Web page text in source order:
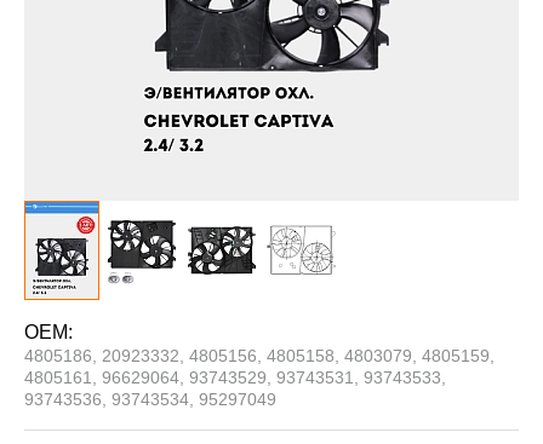
OEM:
4805186, 20923332, 4805156, 4805158, 4803079, 4805159,
4805161, 96629064, 93743529, 93743531, 93743533,
93743536, 93743534, 95297049